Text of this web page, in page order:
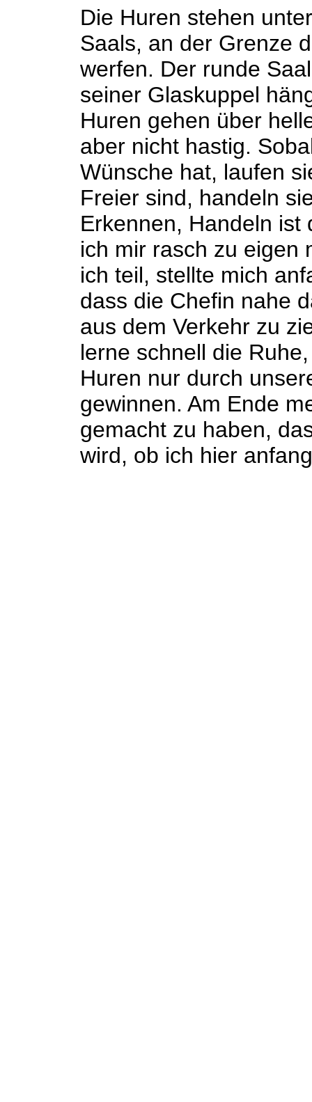
Die Huren stehen
Saals, an der Grenze
werfen. Der runde
seiner Glaskuppel
Huren gehen über
aber nicht hastig.
Wünsche hat, laufen
Freier sind, handeln
Erkennen, Handeln ist
ich mir rasch zu eigen
ich teil, stellte mich
dass die Chefin nahe
aus dem Verkehr zu
lerne schnell die
Huren nur durch
gewinnen. Am Ende
gemacht zu haben,
wird, ob ich hier